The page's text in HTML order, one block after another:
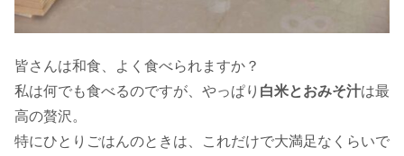
皆さんは和食、よく食べられますか？
私は何でも食べるのですが、やっぱり 白米とおみそ汁は最
高の贅沢。
特にひとりごはんのときは、これだけで大満足なくらいで